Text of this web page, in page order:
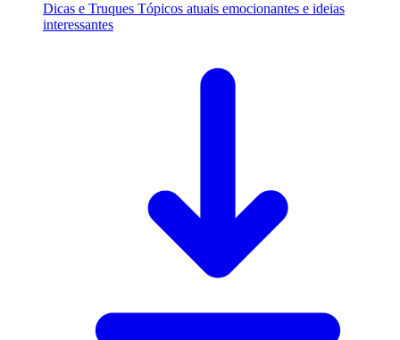
Dicas e Truques Tópicos atuais emocionantes e ideias
interessantes